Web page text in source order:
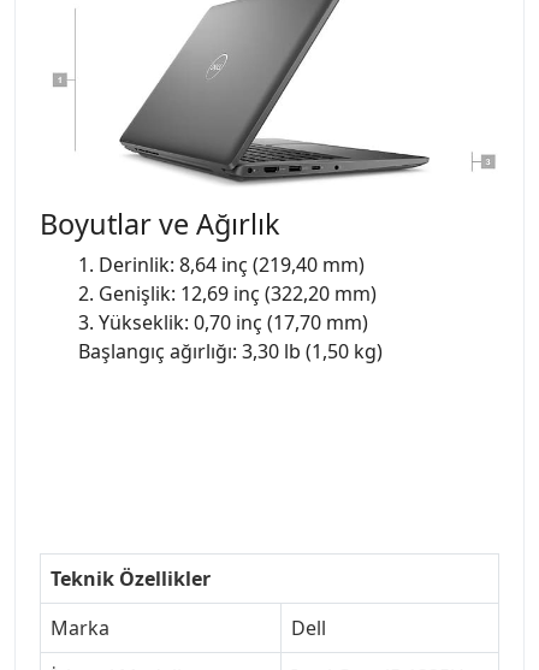
Boyutlar ve Ağırlık
1. Derinlik: 8,64 inç (219,40 mm)
2. Genişlik: 12,69 inç (322,20 mm)
3. Yükseklik: 0,70 inç (17,70 mm)
Başlangıç ağırlığı: 3,30 lb (1,50 kg)
Teknik Özellikler
Marka
Dell